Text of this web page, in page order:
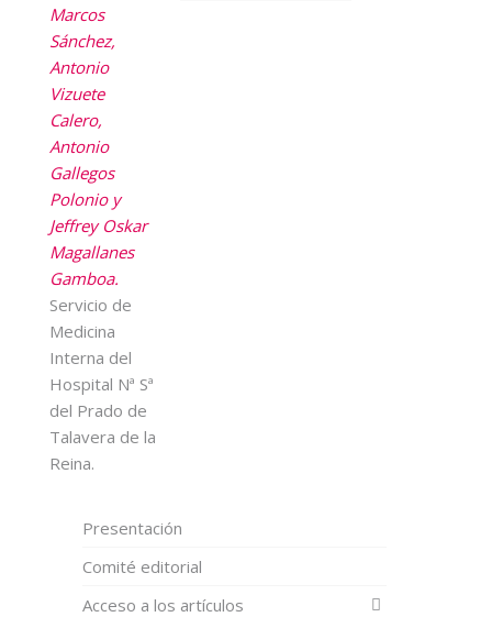
Marcos
Sánchez,
Antonio
Vizuete
Calero,
Antonio
Gallegos
Polonio y
Jeffrey Oskar
Magallanes
Gamboa.
Servicio de
Medicina
Interna del
Hospital Nª Sª
del Prado de
Talavera de la
Reina.
Presentación
Comité editorial
Acceso a los artículos